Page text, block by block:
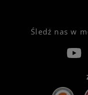
Śledź nas w